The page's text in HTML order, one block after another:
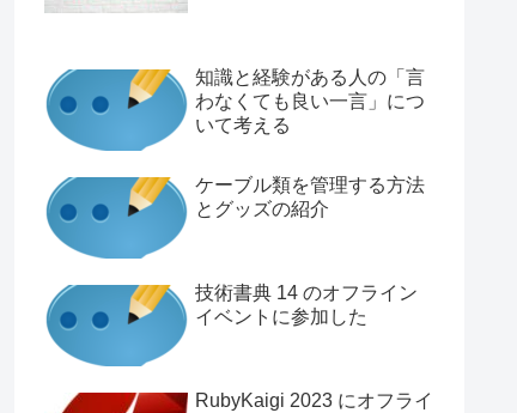
知識と経験がある人の「言
わなくても良い一言」につ
いて考える
ケーブル類を管理する方法
とグッズの紹介
技術書典 14 のオフライン
イベントに参加した
RubyKaigi 2023 にオフライ